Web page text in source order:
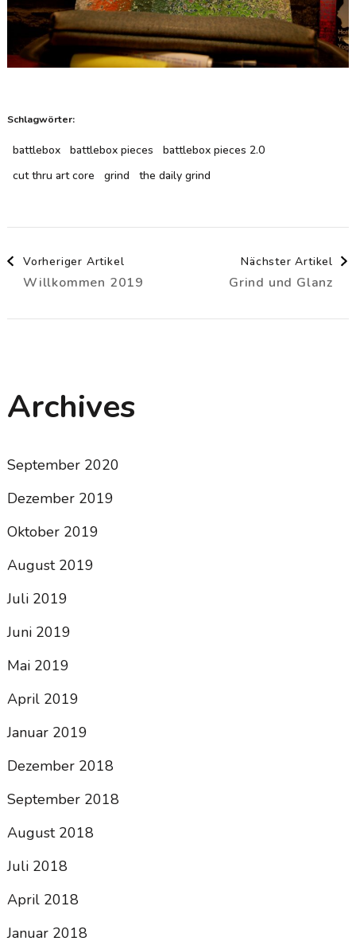
Schlagwörter:
battlebox battlebox pieces
battlebox pieces 2.0
cut thru art core
grind the daily grind
Beitragsnavigation
Vorheriger Artikel
Willkommen 2019
Nächster Artikel
Grind und Glanz
Archives
September 2020
Dezember 2019
Oktober 2019
August 2019
Juli 2019
Juni 2019
Mai 2019
April 2019
Januar 2019
Dezember 2018
September 2018
August 2018
Juli 2018
April 2018
Januar 2018